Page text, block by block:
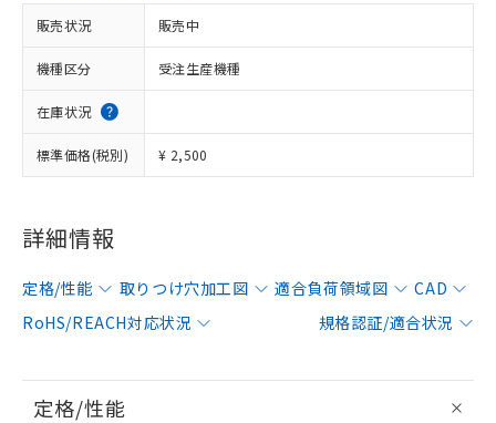
販売状況 販売中
機種区分 受注生産機種
在庫状況
標準価格(税別) ¥ 2,500
詳細情報
定格/性能 取りつけ穴加工図 適合負荷領域図
CAD
RoHS/REACH対応状況
規格認証/適合状況
定格/性能